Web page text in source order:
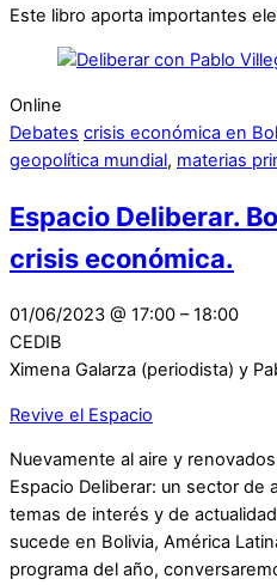
Este libro aporta importantes
Online
Debates crisis económica en
geopolítica mundial, materias
Espacio Deliberar.
crisis económica.
01/06/2023 @ 17:00 –18:00
CEDIB
Ximena Galarza (periodista) y
Revive el Espacio
Nuevamente al aire y
Espacio Deliberar: un sector de
temas de interés y de
sucede en Bolivia, América
programa del año,